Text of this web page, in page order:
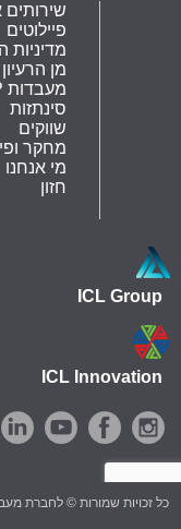
שירותים
פיילוטים
מן
GMP/GLP מעבדות
סינתזות
שווקים
מחקר
מי אנחנו
חזון
ICL Group
ICL Innovation
כל זכויות שמורות © לחברת